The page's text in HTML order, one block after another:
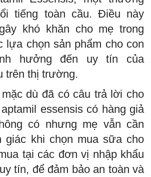
tiếng toàn cầu. Điều này
khó khăn cho mẹ trong
lựa chọn sản phẩm cho con
hưởng đến uy tín của
trên thị trường.
dù đã có câu trả lời cho
essensis có hàng giả
có nhưng mẹ vẫn cần
giác khi chọn mua sữa cho
tại các đơn vị nhập khẩu
tín, để đảm bảo an toàn và